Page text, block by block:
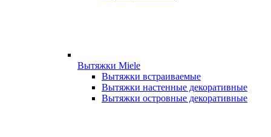
Вытяжки Miele
Вытяжки встраиваемые
Вытяжки настенные декоративные
Вытяжки островные декоративные